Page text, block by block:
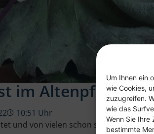
Um Ihnen ein
wie Cookies,
zuzugreifen.
wie das
Wenn Sie
bestimmte
im
10:51 Uhr
und von vielen schon sehnsüchtig